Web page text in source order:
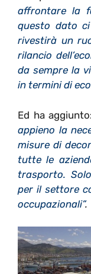
affrontare la
questo dato
rivestirà un
rilancio
da sempre la
in termini di
Ed ha
appieno la
misure di
tutte le
trasporto.
per il settore
occupazionali”.